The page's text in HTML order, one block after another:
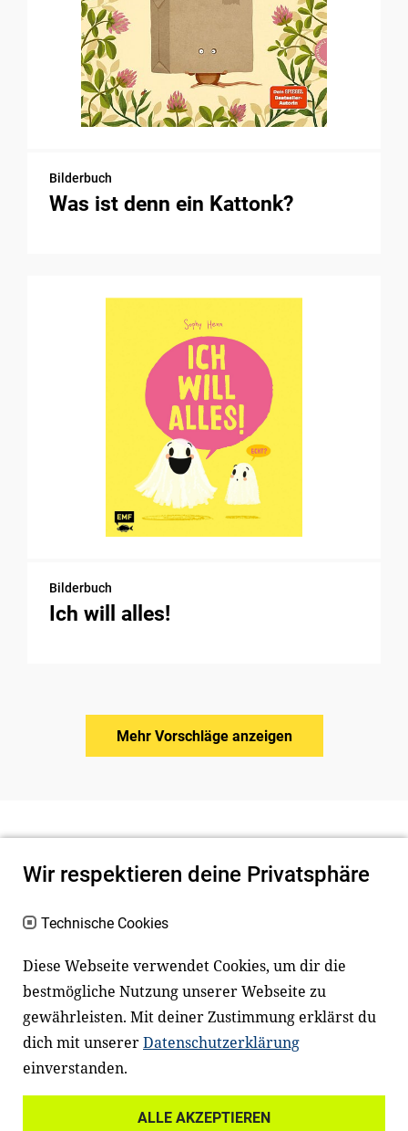
Bilderbuch
Was ist denn ein Kattonk?
Bilderbuch
Ich will alles!
Mehr Vorschläge anzeigen
Newsletter
Facebook LinkedIn
Wir respektieren deine Privatsphäre
Technische Cookies
Diese Webseite verwendet Cookies, um dir die
bestmögliche Nutzung unserer Webseite zu
gewährleisten. Mit deiner Zustimmung erklärst du
dich mit unsererDatenschutzerklärung
einverstanden.
ALLE AKZEPTIEREN